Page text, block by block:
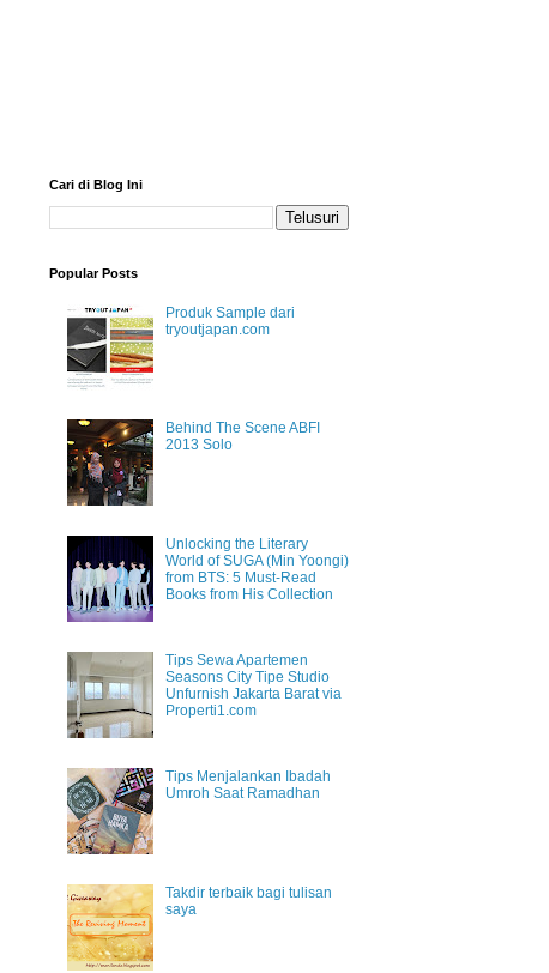
Cari di Blog Ini
Popular Posts
Produk Sample dari
tryoutjapan.com
Behind The Scene ABFI
2013 Solo
Unlocking the Literary
World of SUGA (Min Yoongi)
from BTS: 5 Must-Read
Books from His Collection
Tips Sewa Apartemen
Seasons City Tipe Studio
Unfurnish Jakarta Barat via
Properti1.com
Tips Menjalankan Ibadah
Umroh Saat Ramadhan
Takdir terbaik bagi tulisan
saya